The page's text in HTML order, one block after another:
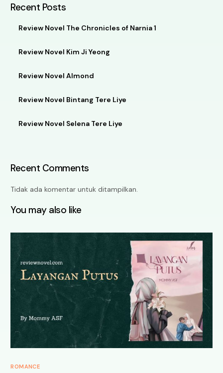
Recent Posts
Review Novel The Chronicles of Narnia 1
Review Novel Kim Ji Yeong
Review Novel Almond
Review Novel Bintang Tere Liye
Review Novel Selena Tere Liye
Recent Comments
Tidak ada komentar untuk ditampilkan.
You may also like
ROMANCE